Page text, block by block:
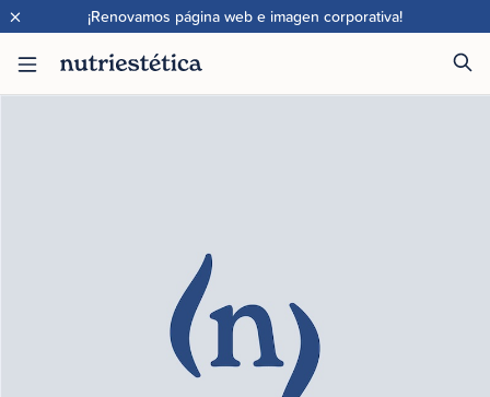
¡Renovamos página web e imagen corporativa!
×